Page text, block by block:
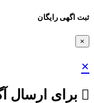
ثبت اگهی رایگان
×
×
برای ارسال